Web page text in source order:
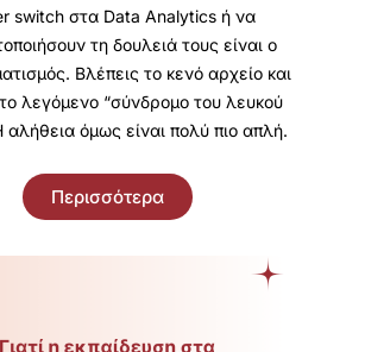
switch στα Data Analytics ή να
τη δουλειά τους είναι ο
Βλέπεις το κενό αρχείο και
λεγόμενο “σύνδρομο του λευκού
αλήθεια όμως είναι πολύ πιο απλή.
Περισσότερα